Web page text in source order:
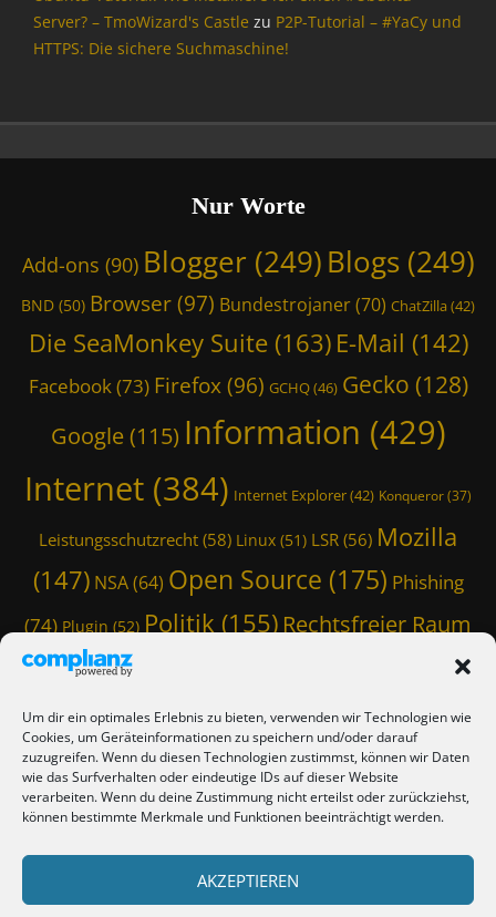
Um dir ein optimales Erlebnis zu bieten, verwenden wir Technologien wie
Cookies, um Geräteinformationen zu speichern und/oder darauf
zuzugreifen. Wenn du diesen Technologien zustimmst, können wir Daten
wie das Surfverhalten oder eindeutige IDs auf dieser Website
verarbeiten. Wenn du deine Zustimmung nicht erteilst oder zurückziehst,
können bestimmte Merkmale und Funktionen beeinträchtigt werden.
AKZEPTIEREN
Server? – TmoWizard's Castle zu P2P-Tutorial – #YaCy und
HTTPS: Die sichere Suchmaschine!
Nur Worte
Add-ons (90) Blogger (249) Blogs(249)
BND (50) Browser (97) Bundestrojaner(70) ChatZilla(42)
Die SeaMonkey Suite(163) E-Mail (142)
Facebook(73) Firefox (96) GCHQ(46) Gecko (128)
Google(115) Information (429)
Internet (384) Internet Explorer(42) Konqueror(37)
Leistungsschutzrecht (58) Linux (51) LSR (56) Mozilla
(147) NSA(64) Open Source (175) Phishing
(74) Plugin (52) Politik (155) Rechtsfreier Raum
(117)Schwarze Koffer
(79) Thunderbird(101)TmoWizard
(412)TmoWizard's Castle(353)
Webmaster Friday